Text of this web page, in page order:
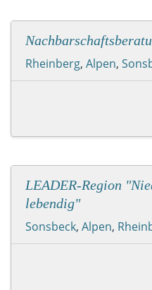
Rheinberg, Alpen,
LEADER-Region
lebendig"
Sonsbeck, Alpen,